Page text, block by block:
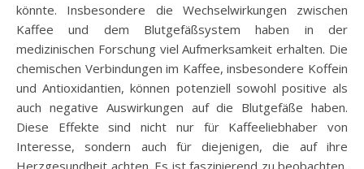
könnte. Insbesondere die Wechselwirkungen zwischen
Kaffee und dem Blutgefäßsystem haben in der
medizinischen Forschung viel Aufmerksamkeit erhalten. Die
chemischen Verbindungen im Kaffee, insbesondere Koffein
und Antioxidantien, können potenziell sowohl positive als
auch negative Auswirkungen auf die Blutgefäße haben.
Diese Effekte sind nicht nur für Kaffeeliebhaber von
Interesse, sondern auch für diejenigen, die auf ihre